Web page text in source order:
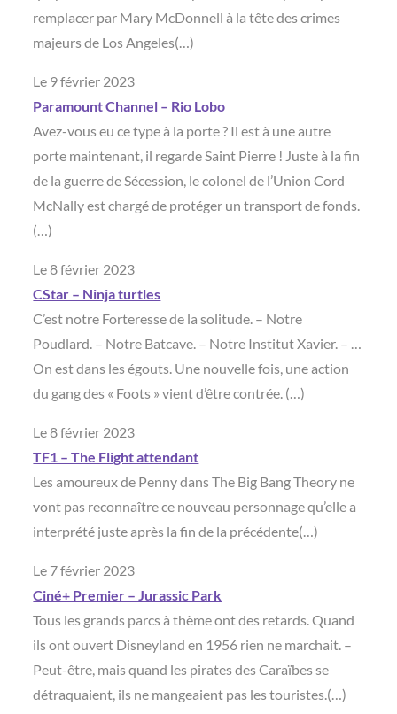
remplacer par Mary McDonnell à la tête des crimes
majeurs de Los Angeles(…)
Le 9 février 2023
Paramount Channel – Rio Lobo
Avez-vous eu ce type à la porte ? Il est à une autre
porte maintenant, il regarde Saint Pierre ! Juste à la fin
de la guerre de Sécession, le colonel de l’Union Cord
McNally est chargé de protéger un transport de fonds.
(…)
Le 8 février 2023
CStar – Ninja turtles
C’est notre Forteresse de la solitude. – Notre
Poudlard. – Notre Batcave. – Notre Institut Xavier. – …
On est dans les égouts. Une nouvelle fois, une action
du gang des « Foots » vient d’être contrée. (…)
Le 8 février 2023
TF1 – The Flight attendant
Les amoureux de Penny dans The Big Bang Theory ne
vont pas reconnaître ce nouveau personnage qu’elle a
interprété juste après la fin de la précédente(…)
Le 7 février 2023
Ciné+ Premier – Jurassic Park
Tous les grands parcs à thème ont des retards. Quand
ils ont ouvert Disneyland en 1956 rien ne marchait. –
Peut-être, mais quand les pirates des Caraïbes se
détraquaient, ils ne mangeaient pas les touristes.(…)